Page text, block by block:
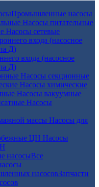
Промышленные насосы
Насосы питательные
Насосы сетевые
входа (насосное
Д)
Насосы секционные
Насосы химические
Насосы вакуумные
Насосы
Насосы для
Насосы
Все
Запчасти